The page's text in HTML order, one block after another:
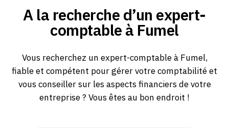
A la recherche d’un expert-
comptable à Fumel
Vous recherchez un expert-comptable à Fumel,
fiable et compétent pour gérer votre comptabilité et
vous conseiller sur les aspects financiers de votre
entreprise ? Vous êtes au bon endroit !